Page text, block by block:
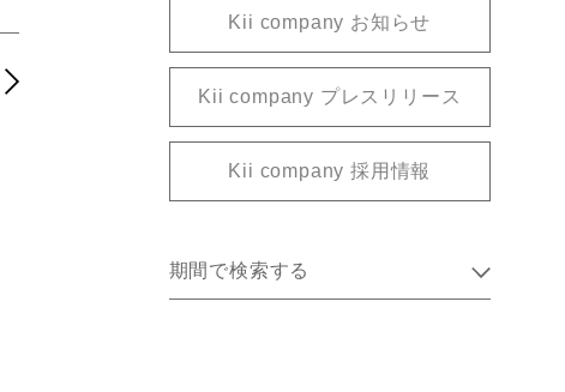
Kii company お知らせ
Kii company プレスリリース
Kii company 採用情報
期間で検索する